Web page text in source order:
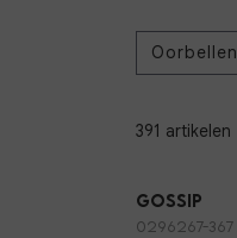
Oorbellen
391 artikelen
Gossip
0296267-367